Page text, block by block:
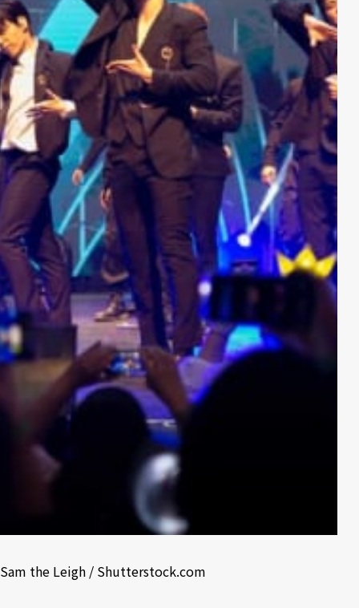
Sam the Leigh / Shutterstock.com